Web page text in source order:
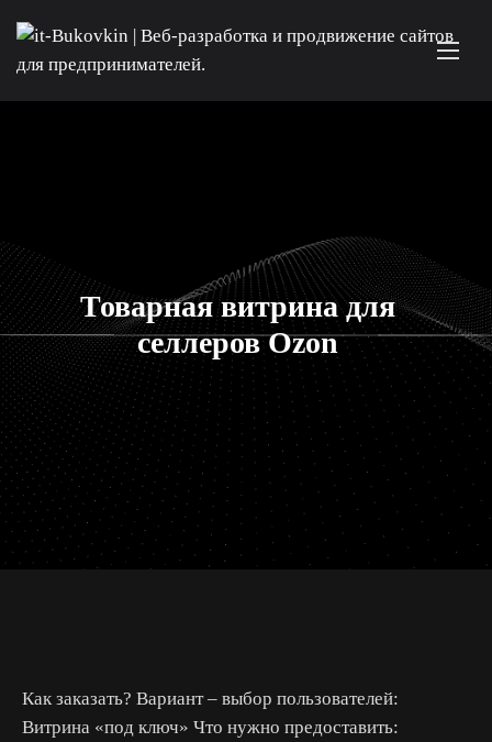
Товарная витрина для
селлеров Ozon
Как заказать? Вариант – выбор пользователей:
Витрина «под ключ» Что нужно предоставить: